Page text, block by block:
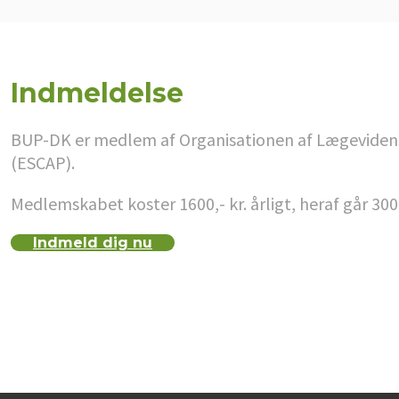
Indmeldelse
BUP-DK er medlem af Organisationen af
(ESCAP).
Medlemskabet koster 1600,- kr. årligt, heraf går
Indmeld dig nu